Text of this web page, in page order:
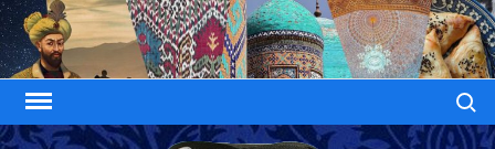
Skip
to
content